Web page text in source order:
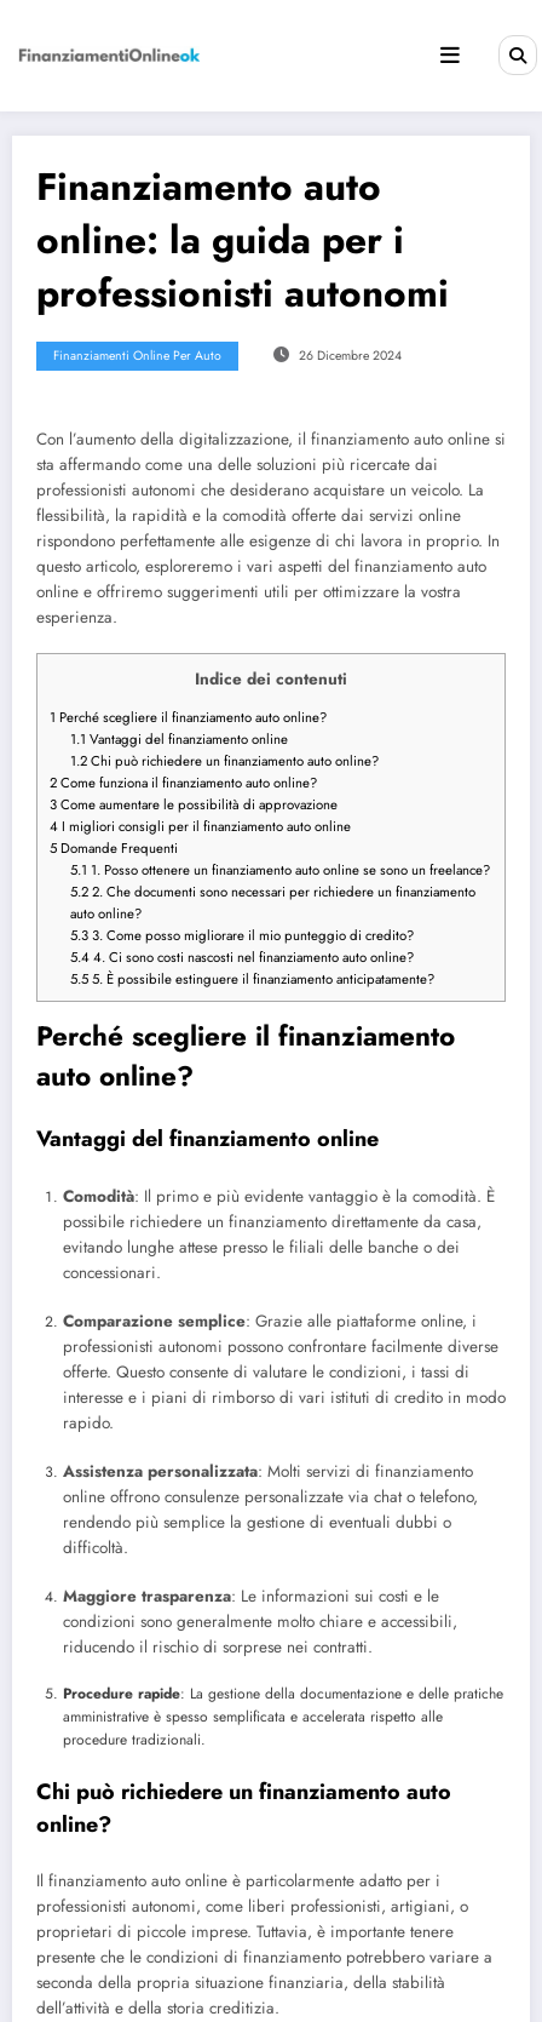
contenuto
Finanziamento auto
online: la guida per i
professionisti autonomi
Finanziamenti Online Per Auto 26 Dicembre 2024
Con l’aumento della digitalizzazione, il finanziamento auto online si
sta affermando come una delle soluzioni più ricercate dai
professionisti autonomi che desiderano acquistare un veicolo. La
flessibilità, la rapidità e la comodità offerte dai servizi online
rispondono perfettamente alle esigenze di chi lavora in proprio. In
questo articolo, esploreremo i vari aspetti del finanziamento auto
online e offriremo suggerimenti utili per ottimizzare la vostra
esperienza.
Indice dei contenuti
1 Perché scegliere il finanziamento auto online?
1.1 Vantaggi del finanziamento online
1.2Chi può richiedere un finanziamento auto online?
2Come funziona il finanziamento auto online?
3Come aumentare le possibilità di approvazione
4 I migliori consigli per il finanziamento auto online
5 Domande Frequenti
5.1 1. Posso ottenere un finanziamento auto online se sono un freelance?
5.22. Che documenti sono necessari per richiedere un finanziamento
auto online?
5.33. Come posso migliorare il mio punteggio di credito?
5.44. Ci sono costi nascosti nel finanziamento auto online?
5.55. È possibile estinguere il finanziamento anticipatamente?
Perché scegliere il finanziamento
auto online?
Vantaggi del finanziamento online
Comodità: Il primo e più evidente vantaggio è la comodità. È
possibile richiedere un finanziamento direttamente da casa,
evitando lunghe attese presso le filiali delle banche o dei
concessionari.
Comparazione semplice: Grazie alle piattaforme online, i
professionisti autonomi possono confrontare facilmente diverse
offerte. Questo consente di valutare le condizioni, i tassi di
interesse e i piani di rimborso di vari istituti di credito in modo
rapido.
Assistenza personalizzata: Molti servizi di finanziamento
online offrono consulenze personalizzate via chat o telefono,
rendendo più semplice la gestione di eventuali dubbi o
difficoltà.
Maggiore trasparenza: Le informazioni sui costi e le
condizioni sono generalmente molto chiare e accessibili,
riducendo il rischio di sorprese nei contratti.
Procedure rapide: La gestione della documentazione e delle pratiche
amministrative è spesso semplificata e accelerata rispetto alle
procedure tradizionali.
Chi può richiedere un finanziamento auto
online?
Il finanziamento auto online è particolarmente adatto per i
professionisti autonomi, come liberi professionisti, artigiani, o
proprietari di piccole imprese. Tuttavia, è importante tenere
presente che le condizioni di finanziamento potrebbero variare a
seconda della propria situazione finanziaria, della stabilità
dell’attività e della storia creditizia.